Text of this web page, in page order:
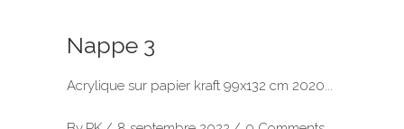
Nappe 3
Acrylique sur papier kraft 99x132 cm 2020